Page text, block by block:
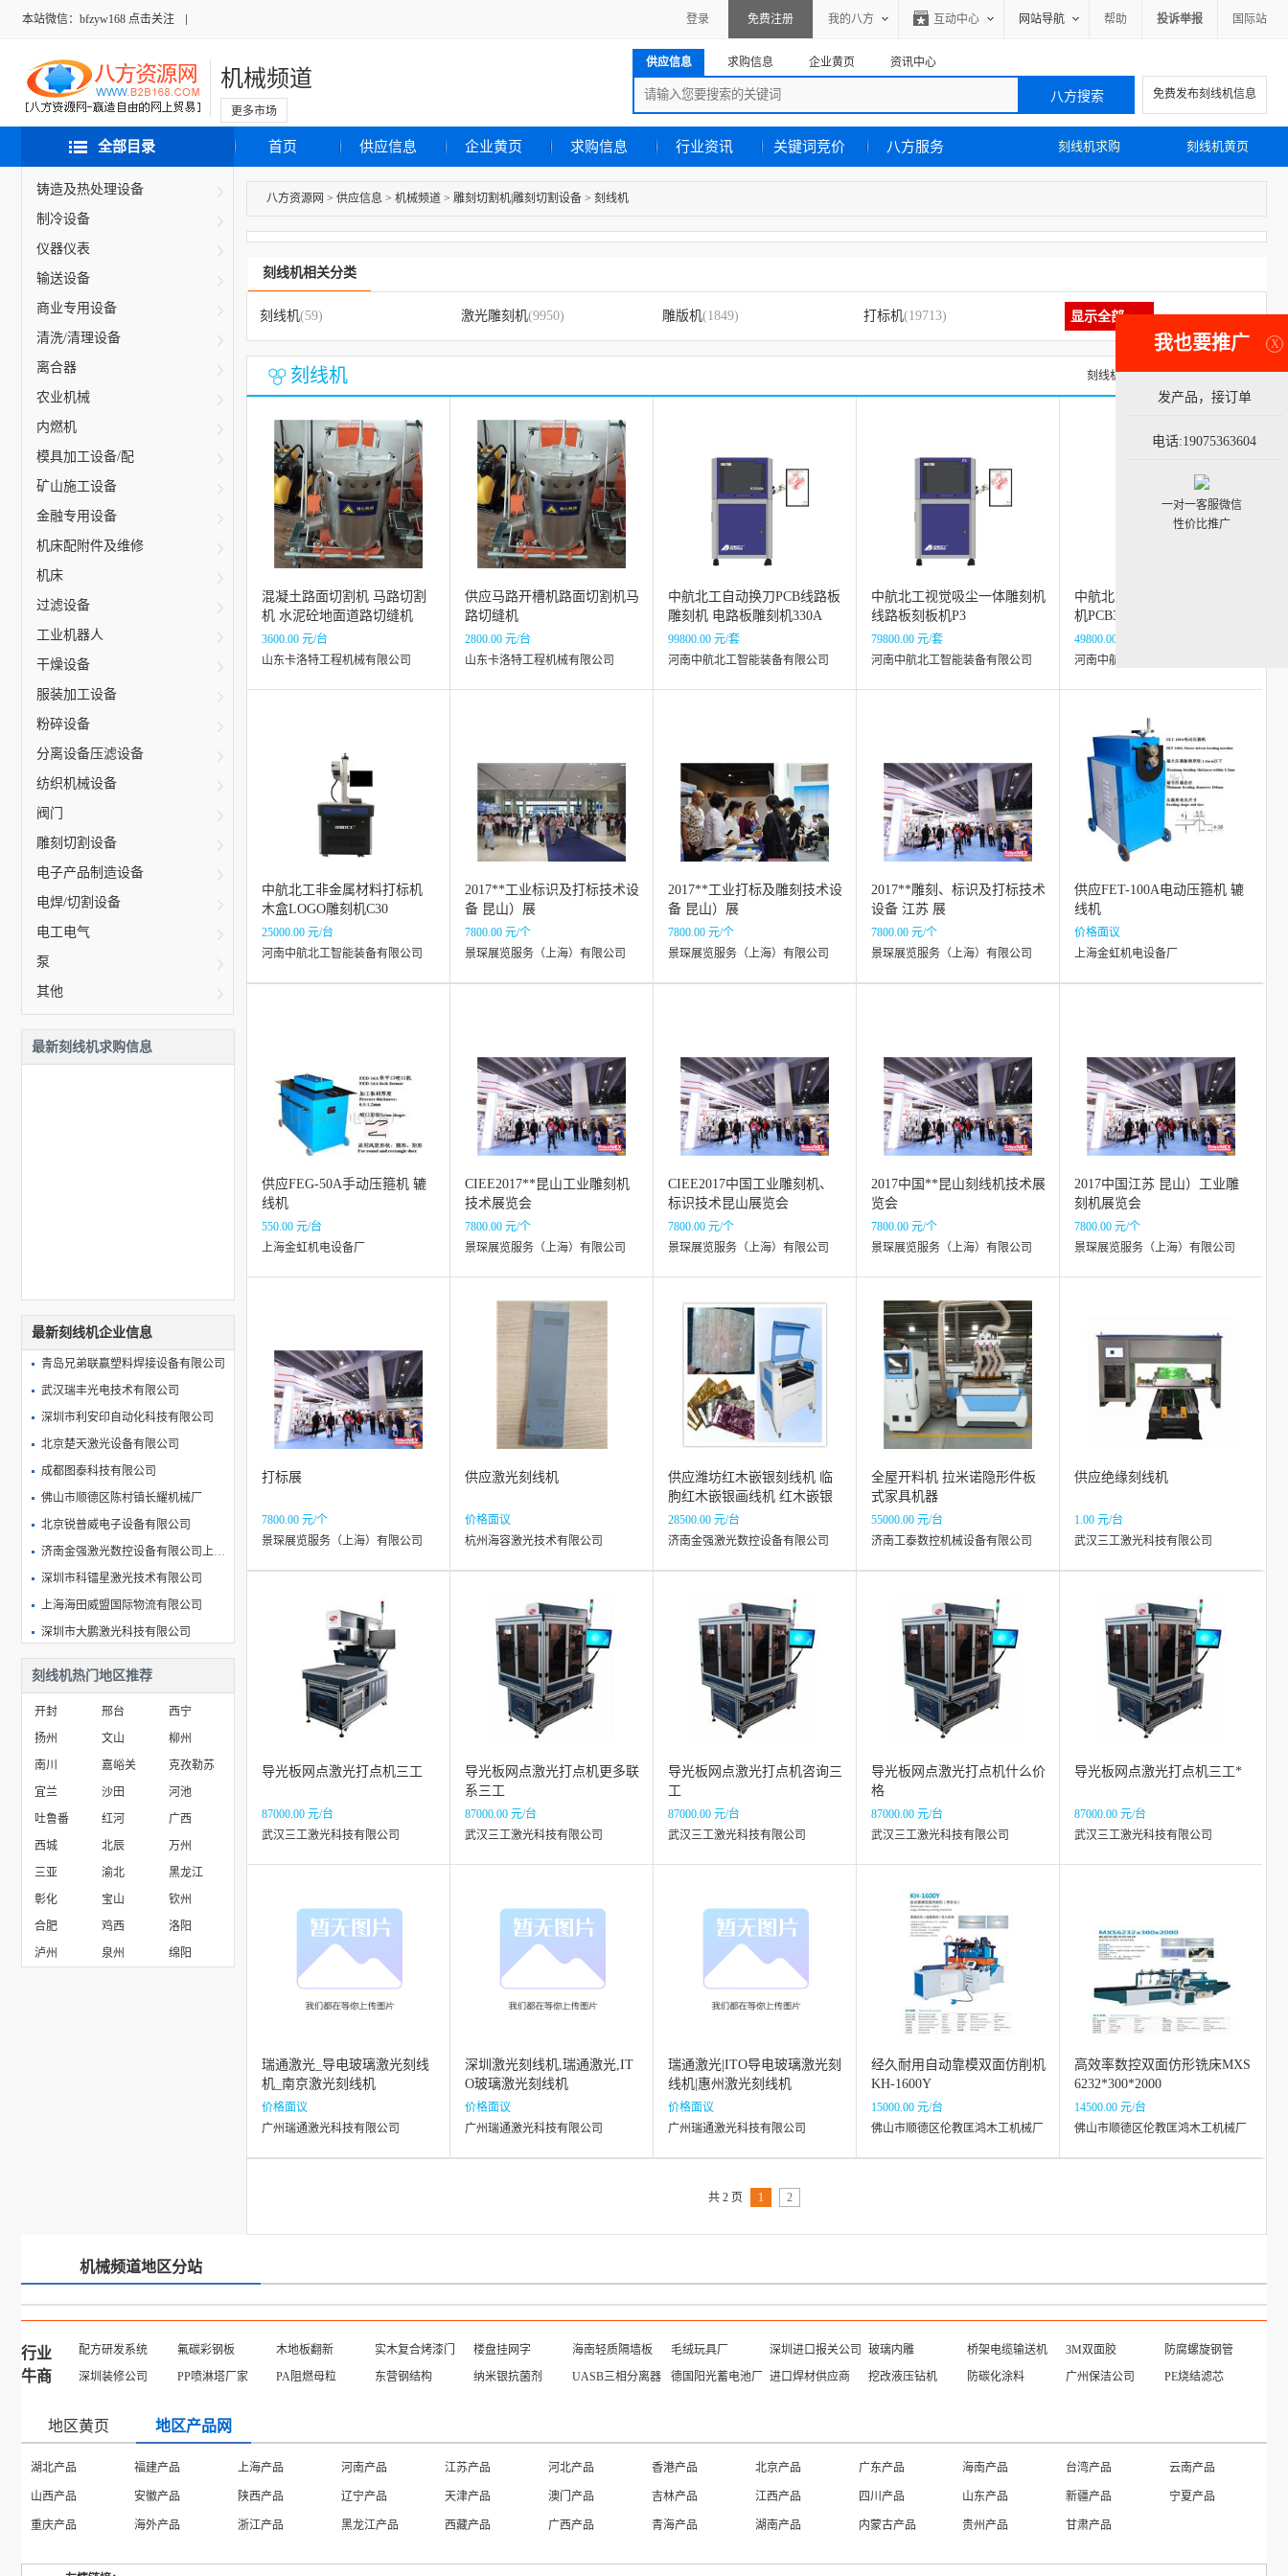
登录 免费注册 我的八方 互动中心 网站导航 帮助 投诉举报 国际站
本站微信：bfzyw168 点击关注
机械频道
更多市场
免费发布刻线机信息
供应信息 求购信息 企业黄页 资讯中心
全部目录 首页 供应信息 企业黄页 求购信息 行业资讯 关键词竞价 八方服务 刻线机黄页
刻线机求购
铸造及热处理设备
制冷设备
仪器仪表
输送设备
商业专用设备
清洗/清理设备
离合器
农业机械
内燃机
模具加工设备/配
矿山施工设备
金融专用设备
机床配附件及维修
机床
过滤设备
工业机器人
干燥设备
服装加工设备
粉碎设备
分离设备压滤设备
纺织机械设备
阀门
雕刻切割设备
电子产品制造设备
电焊/切割设备
电工电气
泵
其他
最新刻线机求购信息
最新刻线机企业信息
青岛兄弟联赢塑料焊接设备有限公司
武汉瑞丰光电技术有限公司
深圳市利安印自动化科技有限公司
北京楚天激光设备有限公司
成都图泰科技有限公司
佛山市顺德区陈村镇长耀机械厂
北京锐普威电子设备有限公司
济南金强激光数控设备有限公司上海分公司
深圳市科镭星激光技术有限公司
上海海田威盟国际物流有限公司
深圳市大鹏激光科技有限公司
苏州菲普拉数控机械设备有限公司
济南艺海数控设备制造有限公司
上海三束实业有限公司
刻线机热门地区推荐
开封 邢台
西宁
扬州
文山
柳州
南川
嘉峪关
克孜勒苏
宜兰
沙田
河池
吐鲁番
红河
广西
西城
北辰
万州
三亚
渝北
黑龙江
彰化
宝山
钦州
合肥
鸡西
洛阳
泸州
泉州 绵阳
八方资源网 > 供应信息 > 机械频道 > 雕刻切割机|雕刻切割设备 > 刻线机
刻线机相关分类
刻线机(59) 激光雕刻机(9950) 雕版机(1849) 打标机(19713) 显示全部
刻线机 刻线机求购信息 刻线机黄页
混凝土路面切割机 马路切割
机 水泥砼地面道路切缝机
3600.00 元/台
山东卡洛特工程机械有限公司
供应马路开槽机路面切割机马
路切缝机
2800.00 元/台
山东卡洛特工程机械有限公司
中航北工自动换刀PCB线路板
雕刻机 电路板雕刻机330A
99800.00 元/套
河南中航北工智能装备有限公司
中航北工视觉吸尘一体雕刻机
线路板刻板机P3
79800.00 元/套
河南中航北工智能装备有限公司
中航北工视觉高速钻洗雕一体
机PCB320V
49800.00 元/套
河南中航北工智能装备有限公司
中航北工非金属材料打标机
木盒LOGO雕刻机C30
25000.00 元/台
河南中航北工智能装备有限公司
2017**工业标识及打标技术设
备 昆山）展
7800.00 元/个
景琛展览服务（上海）有限公司
2017**工业打标及雕刻技术设
备 昆山）展
7800.00 元/个
景琛展览服务（上海）有限公司
2017**雕刻、标识及打标技术
设备 江苏 展
7800.00 元/个
景琛展览服务（上海）有限公司
供应FET-100A电动压箍机 辘
线机
价格面议
上海金虹机电设备厂
供应FEG-50A手动压箍机 辘
线机
550.00 元/台
上海金虹机电设备厂
CIEE2017**昆山工业雕刻机
技术展览会
7800.00 元/个
景琛展览服务（上海）有限公司
CIEE2017中国工业雕刻机、
标识技术昆山展览会
7800.00 元/个
景琛展览服务（上海）有限公司
2017中国**昆山刻线机技术展
览会
7800.00 元/个
景琛展览服务（上海）有限公司
2017中国江苏 昆山）工业雕
刻机展览会
7800.00 元/个
景琛展览服务（上海）有限公司
打标展
7800.00 元/个
景琛展览服务（上海）有限公司
供应激光刻线机
价格面议
杭州海容激光技术有限公司
供应潍坊红木嵌银刻线机 临
朐红木嵌银画线机 红木嵌银
雕刻机厂家
28500.00 元/台
济南金强激光数控设备有限公司
全屋开料机 拉米诺隐形件板
式家具机器
55000.00 元/台
济南工泰数控机械设备有限公司
供应绝缘刻线机
1.00 元/台
武汉三工激光科技有限公司
导光板网点激光打点机三工
87000.00 元/台
武汉三工激光科技有限公司
导光板网点激光打点机更多联
系三工
87000.00 元/台
武汉三工激光科技有限公司
导光板网点激光打点机咨询三
工
87000.00 元/台
武汉三工激光科技有限公司
导光板网点激光打点机什么价
格
87000.00 元/台
武汉三工激光科技有限公司
导光板网点激光打点机三工*
87000.00 元/台
武汉三工激光科技有限公司
瑞通激光_导电玻璃激光刻线
机_南京激光刻线机
价格面议
广州瑞通激光科技有限公司
深圳激光刻线机,瑞通激光,IT
O玻璃激光刻线机
价格面议
广州瑞通激光科技有限公司
瑞通激光|ITO导电玻璃激光刻
线机|惠州激光刻线机
价格面议
广州瑞通激光科技有限公司
经久耐用自动靠模双面仿削机
KH-1600Y
15000.00 元/台
佛山市顺德区伦教匡鸿木工机械厂
高效率数控双面仿形铣床MXS
6232*300*2000
14500.00 元/台
佛山市顺德区伦教匡鸿木工机械厂
共 2 页 1 2
机械频道地区分站
行业
牛商
配方研发系统 氟碳彩钢板 木地板翻新 实木复合烤漆门 楼盘挂网字 海南轻质隔墙板 毛绒玩具厂 深圳进口报关公司 玻璃内雕 桥架电缆输送机 3M双面胶
防腐螺旋钢管
深圳装修公司
PP喷淋塔厂家 PA阻燃母粒 东营钢结构 纳米银抗菌剂 UASB三相分离器 德国阳光蓄电池厂 进口焊材供应商 挖改液压钻机 防碳化涂料 广州保洁公司 PE烧结滤芯
地区黄页 地区产品网
湖北产品 福建产品 上海产品 河南产品 江苏产品 河北产品 香港产品 北京产品 广东产品 海南产品 台湾产品 云南产品
山西产品 安徽产品 陕西产品 辽宁产品 天津产品 澳门产品 吉林产品 江西产品 四川产品 山东产品 新疆产品 宁夏产品
重庆产品 海外产品 浙江产品 黑龙江产品 西藏产品 广西产品 青海产品 湖南产品 内蒙古产品 贵州产品 甘肃产品
X
我也要推广
发产品，接订单
电话:19075363604
一对一客服微信
性价比推广